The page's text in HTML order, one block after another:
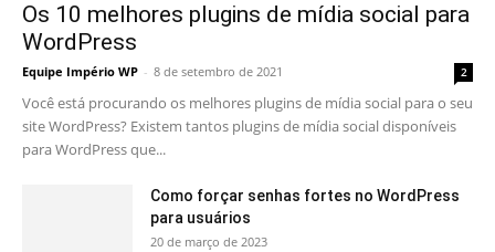
Os 10 melhores plugins de mídia social para
WordPress
Equipe Império WP - 8 de setembro de 2021 2
Você está procurando os melhores plugins de mídia social para o seu
site WordPress? Existem tantos plugins de mídia social disponíveis
para WordPress que...
Como forçar senhas fortes no WordPress
para usuários
20 de março de 2023